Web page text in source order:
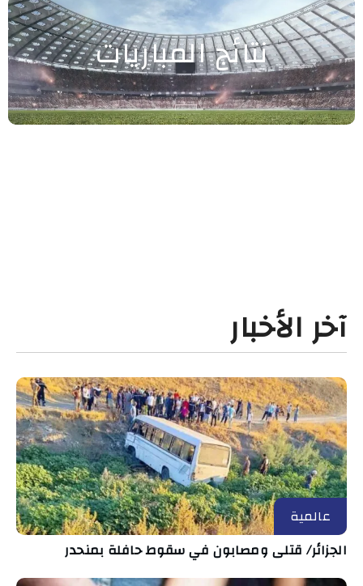
نتائج المباريات
آخر الأخبار
عالمية
الجزائر/ قتلى ومصابون في سقوط حافلة بمنحدر